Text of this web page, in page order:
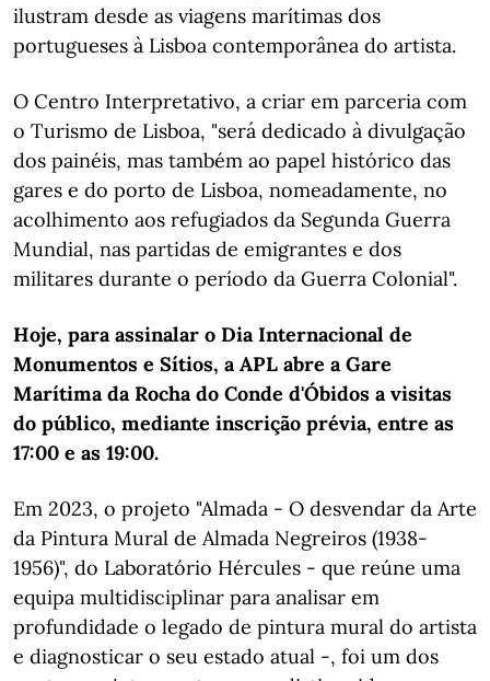
ilustram desde as viagens marítimas dos
portugueses à Lisboa contemporânea do artista.
O Centro Interpretativo, a criar em parceria com
o Turismo de Lisboa, "será dedicado à divulgação
dos painéis, mas também ao papel histórico das
gares e do porto de Lisboa, nomeadamente, no
acolhimento aos refugiados da Segunda Guerra
Mundial, nas partidas de emigrantes e dos
militares durante o período da Guerra Colonial".
Hoje, para assinalar o Dia Internacional de
Monumentos e Sítios, a APL abre a Gare
Marítima da Rocha do Conde d'Óbidos a visitas
do público, mediante inscrição prévia, entre as
17:00 e as 19:00.
Em 2023, o projeto "Almada - O desvendar da Arte
da Pintura Mural de Almada Negreiros (1938-
1956)", do Laboratório Hércules - que reúne uma
equipa multidisciplinar para analisar em
profundidade o legado de pintura mural do artista
e diagnosticar o seu estado atual -, foi um dos